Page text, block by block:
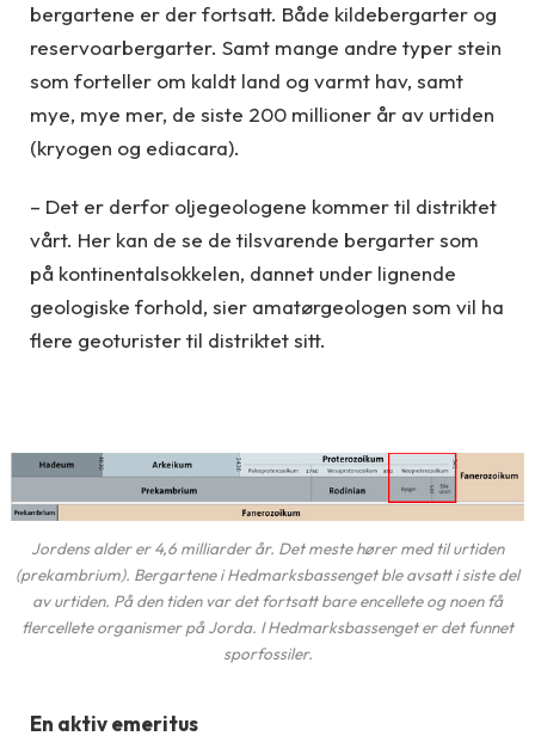
bergartene er der fortsatt. Både kildebergarter og
reservoarbergarter. Samt mange andre typer stein
som forteller om kaldt land og varmt hav, samt
mye, mye mer, de siste 200 millioner år av urtiden
(kryogen og ediacara).
– Det er derfor oljegeologene kommer til distriktet
vårt. Her kan de se de tilsvarende bergarter som
på kontinentalsokkelen, dannet under lignende
geologiske forhold, sier amatørgeologen som vil ha
flere geoturister til distriktet sitt.
Jordens alder er 4,6 milliarder år. Det meste hører med til urtiden
(prekambrium). Bergartene i Hedmarksbassenget ble avsatt i siste del
av urtiden. På den tiden var det fortsatt bare encellete og noen få
flercellete organismer på Jorda. I Hedmarksbassenget er det funnet
sporfossiler.
En aktiv emeritus